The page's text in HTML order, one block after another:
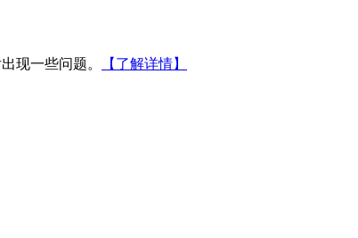
现一些问题。 【了解详情】